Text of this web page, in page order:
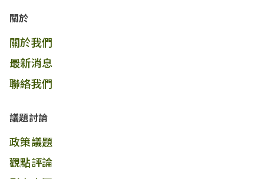
關於
關於我們
最新消息
聯絡我們
議題討論
政策議題
觀點評論